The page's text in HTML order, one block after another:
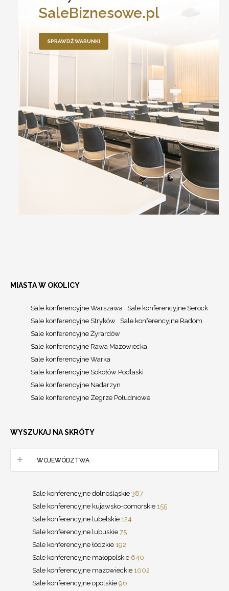
SaleBiznesowe.pl
SPRAWDŹ WARUNKI
MIASTA W OKOLICY
Sale konferencyjne Warszawa
Sale konferencyjne Serock
Sale konferencyjne Stryków
Sale konferencyjne Radom
Sale konferencyjne Żyrardów
Sale konferencyjne Rawa Mazowiecka
Sale konferencyjne Warka
Sale konferencyjne Sokołów Podlaski
Sale konferencyjne Nadarzyn
Sale konferencyjne Zegrze Południowe
WYSZUKAJ NA SKRÓTY
WOJEWÓDZTWA
Sale konferencyjne dolnośląskie 387
Sale konferencyjne kujawsko-pomorskie 155
Sale konferencyjne lubelskie 124
Sale konferencyjne lubuskie 75
Sale konferencyjne łódzkie 192
Sale konferencyjne małopolskie 640
Sale konferencyjne mazowieckie 1002
Sale konferencyjne opolskie 96